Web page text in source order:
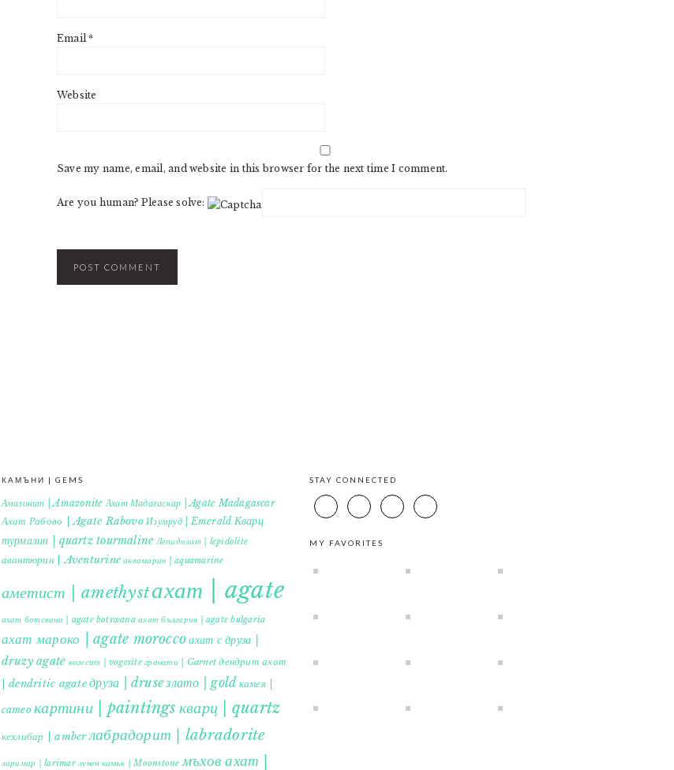
Email*
Website
Save my name, email, and website in this browser for the next time I comment.
Are you human? Please solve:
КАМЪНИ | GEMS
Амазонит | Amazonite Ахат Мадагаскар | Agate Madagascar
Ахат Рабово | Agate Rabovo Изумруд | Emerald Кварц
турмалин | quartz tourmaline Лепидолит | lepidolite
авантюрин | Aventurine аквамарин | aquamarine
аметист | amethystахат | agate
ахат ботсвана | agate botswana ахат българия | agate bulgaria
ахат мароко | agate moroccoахат с друза |
druzy agate вогесит | vogesite гранати | Garnet дендрит ахат
| dendritic agateдруза | druseзлато | gold камея |
cameo картини | paintings кварц | quartz
кехлибар | amberлабрадорит | labradorite
ларимар | larimar лунен камък | Moonstone мъхов ахат |
STAY CONNECTED
MY FAVORITES